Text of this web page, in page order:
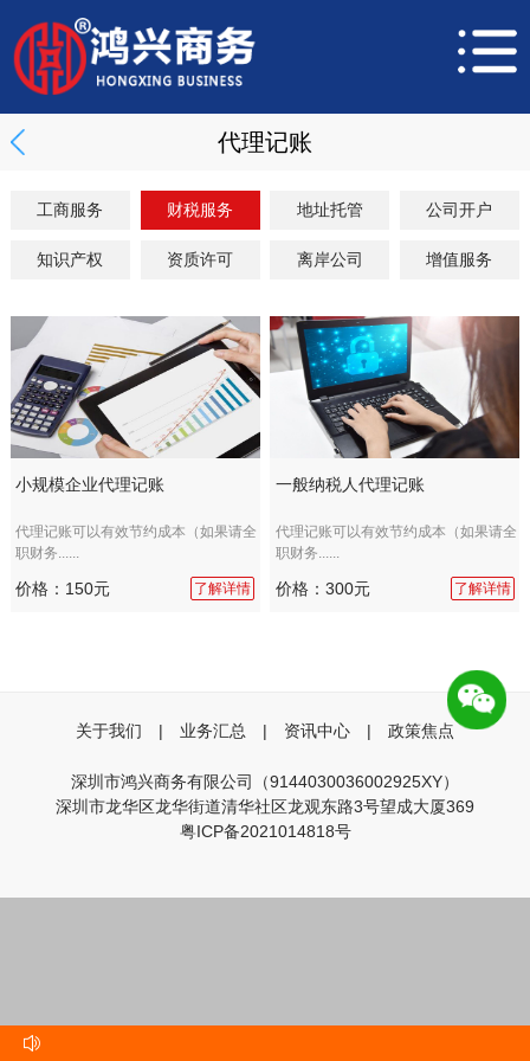
代理记账
工商服务 财税服务 地址托管 公司开户
知识产权 资质许可 离岸公司 增值服务
小规模企业代理记账
代理记账可以有效节约成本（如果请全
职财务......
价格：150元 了解详情
一般纳税人代理记账
代理记账可以有效节约成本（如果请全
职财务......
价格：300元 了解详情
关于我们 | 业务汇总 | 资讯中心 | 政策焦点
深圳市鸿兴商务有限公司（9144030036002925XY）
深圳市龙华区龙华街道清华社区龙观东路3号望成大厦369
粤ICP备2021014818号